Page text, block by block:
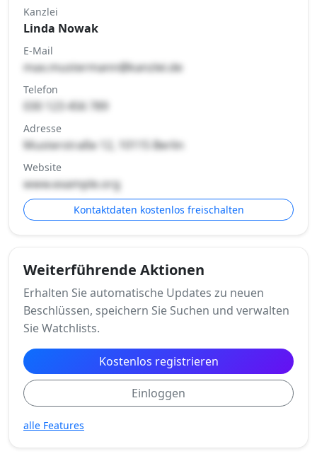
Kanzlei
Linda Nowak
E-Mail
max.mustermann@kanzlei.de
Telefon
030 123 456 789
Adresse
Musterstraße 12, 10115 Berlin
Website
www.example.org
Kontaktdaten kostenlos freischalten
Weiterführende Aktionen
Erhalten Sie automatische Updates zu neuen
Beschlüssen, speichern Sie Suchen und verwalten
Sie Watchlists.
Kostenlos registrieren
Einloggen
alle Features